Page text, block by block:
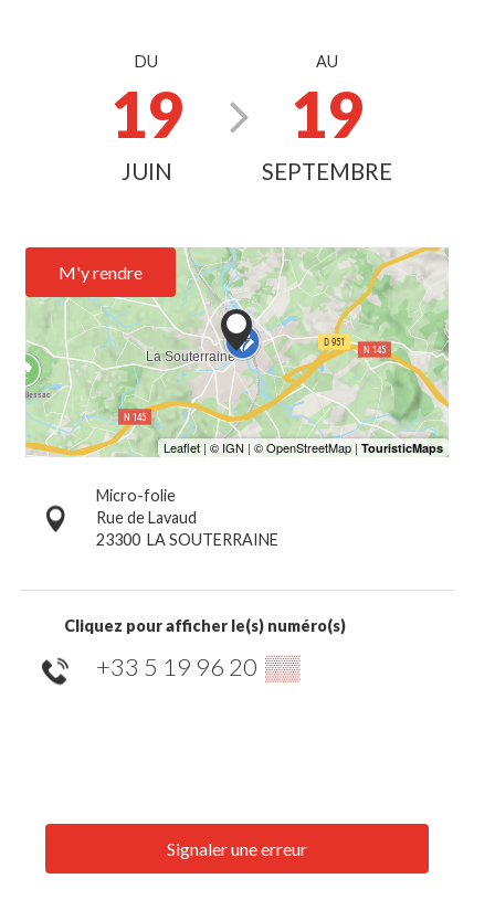
DU
19
JUIN
AU
19
SEPTEMBRE
M'y rendre
Micro-folie
Rue de Lavaud
23300 LA SOUTERRAINE
Cliquez pour afficher le(s) numéro(s)
+33 5 19 96 20 ▒▒
Signaler une erreur